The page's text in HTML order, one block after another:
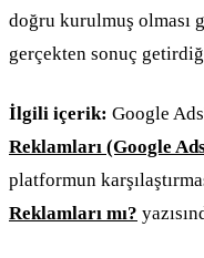
doğru kurulmuş olması
gerçekten sonuç
İlgili içerik: Google
Reklamları (Google
platformun
Reklamları mı?